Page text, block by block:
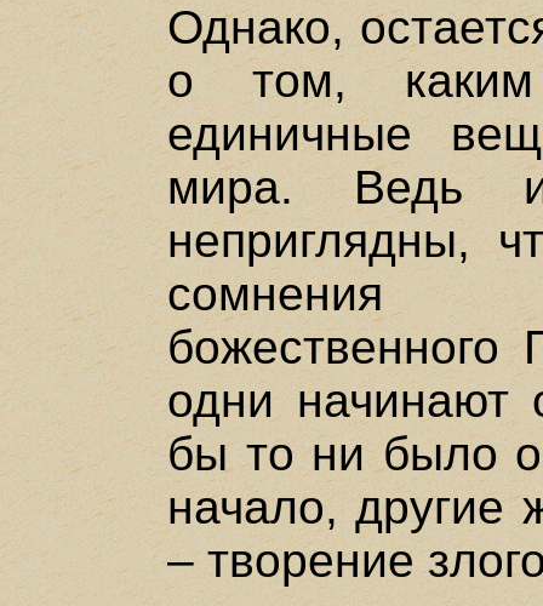
Однако,
о том, каким
единичные
мира. Ведь
неприглядны,
сомнения
одни начинают
бы то ни было
начало, другие
– творение